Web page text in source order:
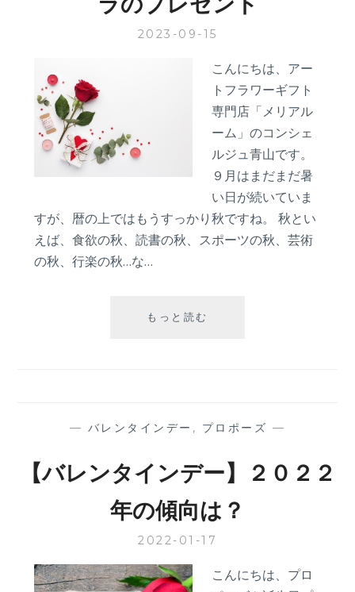
2023-09-15
こんにちは、アー
トフラワーギフト
専門店「メリアル
ーム」のコンシェ
ルジュ青山です。
９月はまだまだ暑
い日が続いていま
すが、暦の上ではもうすっかり秋ですね。 秋とい
えば、食欲の秋、読書の秋、スポーツの秋、芸術
の秋、行楽の秋…な…
もっと読む
め
ッ
と
バ
ラ
プ
— バレンタインデー , プロポーズ —
【バレンタインデー】２０２２
年の傾向は？
2022-01-17
こんにちは、プロ